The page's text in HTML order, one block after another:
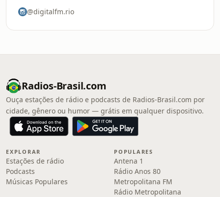
@digitalfm.rio
Radios-Brasil.com
Ouça estações de rádio e podcasts de Radios-Brasil.com por
cidade, gênero ou humor — grátis em qualquer dispositivo.
EXPLORAR
Estações de rádio
Podcasts
Músicas Populares
POPULARES
Antena 1
Rádio Anos 80
Metropolitana FM
Rádio Metropolitana